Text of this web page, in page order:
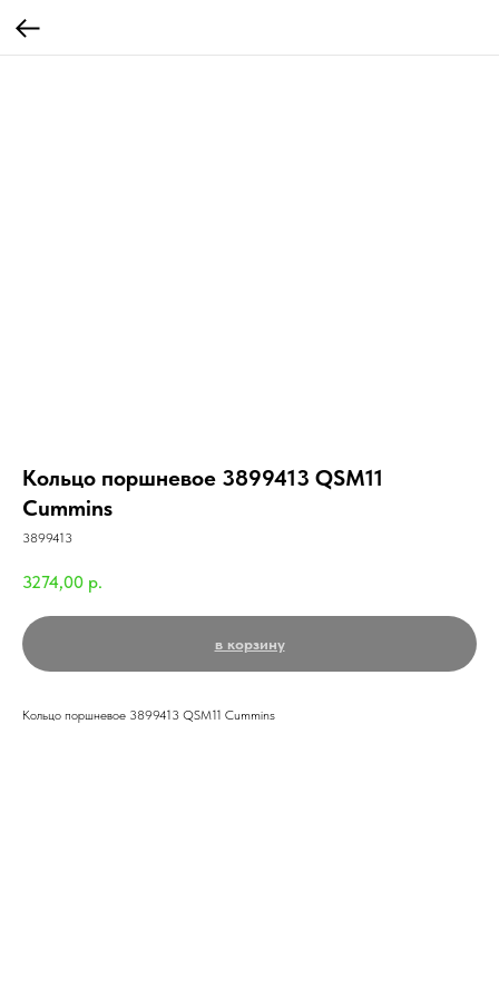
Кольцо поршневое 3899413 QSM11
Cummins
3899413
3274,00 р.
в корзину
Кольцо поршневое 3899413 QSM11 Cummins